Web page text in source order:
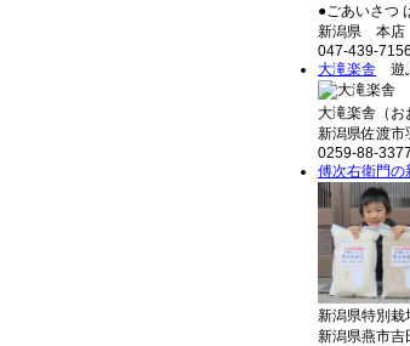
●ごあいさつ
新潟県 本
047-439-7156
大滝楽舎 遊
大滝楽舎（
新潟県佐渡
0259-88-3377
傅次右衛門の
新潟県特別
新潟県燕市